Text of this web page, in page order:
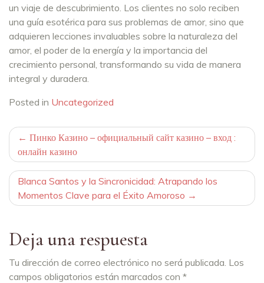
un viaje de descubrimiento. Los clientes no solo reciben
una guía esotérica para sus problemas de amor, sino que
adquieren lecciones invaluables sobre la naturaleza del
amor, el poder de la energía y la importancia del
crecimiento personal, transformando su vida de manera
integral y duradera.
Posted in Uncategorized
Navegación
de
entradas
Пинко Казино – официальный сайт казино – вход :
онлайн казино
Blanca Santos y la Sincronicidad: Atrapando los
Momentos Clave para el Éxito Amoroso
Deja una respuesta
Tu dirección de correo electrónico no será publicada. Los
campos obligatorios están marcados con *